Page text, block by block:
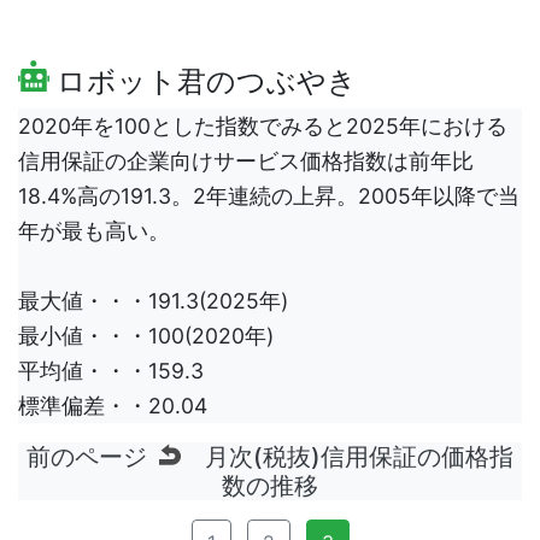
ロボット君のつぶやき
2020年を100とした指数でみると2025年における
信用保証の企業向けサービス価格指数は前年比
18.4%高の191.3。2年連続の上昇。2005年以降で当
年が最も高い。
最大値・・・191.3(2025年)
最小値・・・100(2020年)
平均値・・・159.3
標準偏差・・20.04
前のページ
月次(税抜)信用保証の価格指
数の推移